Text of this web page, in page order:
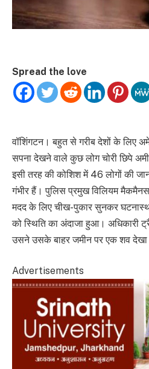
Spread the love
वॉशिंगटन। बहुत से गरीब देशों के लिए
सपना देखने वाले कुछ लोग चोरी छिपे
इसी तरह की कोशिश में 46 लोगों की
गंभीर हैं। पुलिस प्रमुख विलियम
मदद के लिए चीख-पुकार सुनकर
को स्थिति का अंदाजा हुआ। अधिकारी
उसने उसके बाहर जमीन पर एक शव
Advertisements